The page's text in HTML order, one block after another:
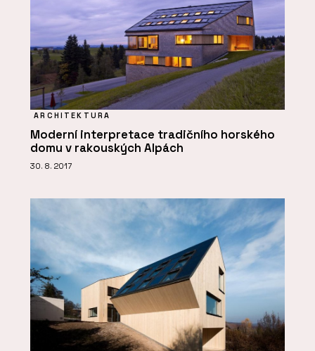
ARCHITEKTURA
Moderní interpretace tradičního horského
domu v rakouských Alpách
30. 8. 2017